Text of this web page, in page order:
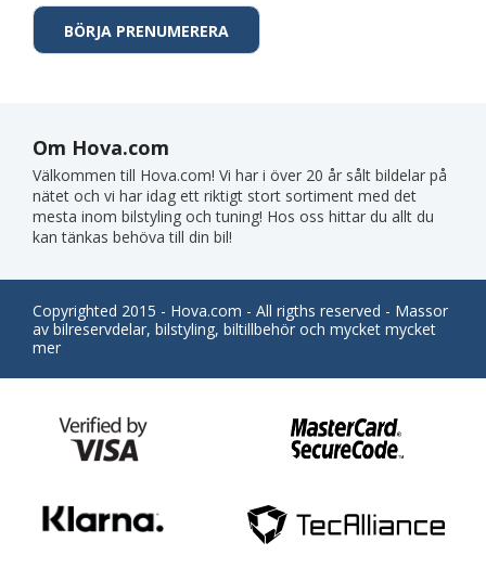
Om Hova.com
Välkommen till Hova.com! Vi har i över 20 år sålt bildelar på
nätet och vi har idag ett riktigt stort sortiment med det
mesta inom bilstyling och tuning! Hos oss hittar du allt du
kan tänkas behöva till din bil!
Copyrighted 2015 - Hova.com - All rigths reserved - Massor
av bilreservdelar, bilstyling, biltillbehör och mycket mycket
mer